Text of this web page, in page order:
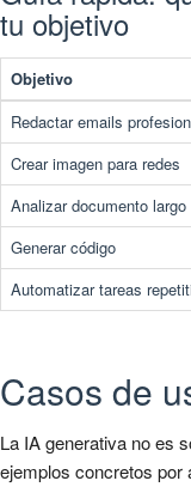
tu objetivo
Objetivo
Redactar emails
Crear imagen para redes
Analizar documento largo
Generar código
Automatizar tareas
Casos de
La IA generativa no es
ejemplos concretos por